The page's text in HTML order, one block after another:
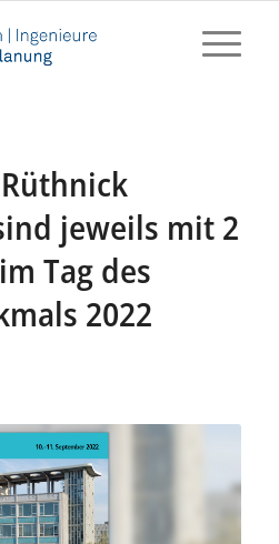
Rüthnick
jeweils mit 2
Tag des
2022